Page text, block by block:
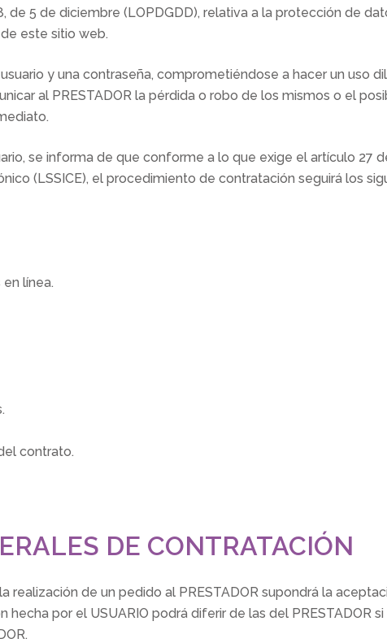
de 5 de diciembre (LOPDGDD), relativa a la protección de
este sitio web.
y una contraseña, comprometiéndose a hacer un uso
al PRESTADOR la pérdida o robo de los mismos o el
se informa de que conforme a lo que exige el artículo 27
(LSSICE), el procedimiento de contratación seguirá los
línea.
contrato.
DE CONTRATACIÓN
realización de un pedido al PRESTADOR supondrá la
hecha por el USUARIO podrá diferir de las del PRESTADOR